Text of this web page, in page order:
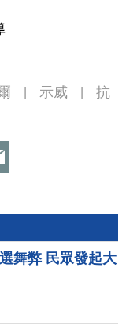
示威
抗
舞弊 民眾發起大